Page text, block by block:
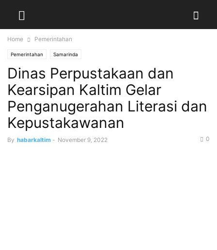
Home Pemerintahan
Pemerintahan Samarinda
Dinas Perpustakaan dan
Kearsipan Kaltim Gelar
Penganugerahan Literasi dan
Kepustakawanan
By habarkaltim - November 9, 2022 0